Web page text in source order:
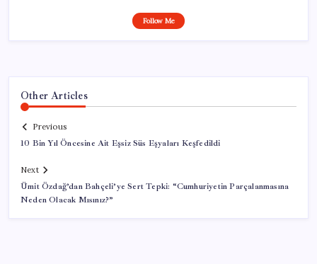
Follow Me
Other Articles
Previous
10 Bin Yıl Öncesine Ait Eşsiz Süs Eşyaları Keşfedildi
Next
Ümit Özdağ’dan Bahçeli’ye Sert Tepki: “Cumhuriyetin Parçalanmasına
Neden Olacak Mısınız?”